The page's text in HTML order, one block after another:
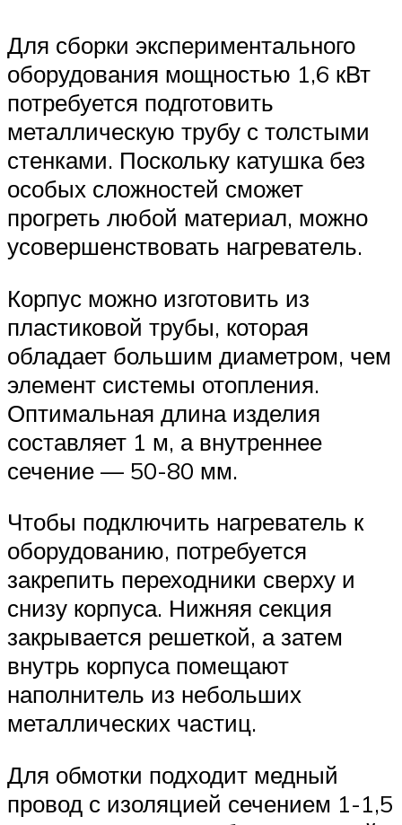
Для сборки экспериментального
оборудования мощностью 1,6 кВт
потребуется подготовить
металлическую трубу с толстыми
стенками. Поскольку катушка без
особых сложностей сможет
прогреть любой материал, можно
усовершенствовать нагреватель.
Корпус можно изготовить из
пластиковой трубы, которая
обладает большим диаметром, чем
элемент системы отопления.
Оптимальная длина изделия
составляет 1 м, а внутреннее
сечение — 50-80 мм.
Чтобы подключить нагреватель к
оборудованию, потребуется
закрепить переходники сверху и
снизу корпуса. Нижняя секция
закрывается решеткой, а затем
внутрь корпуса помещают
наполнитель из небольших
металлических частиц.
Для обмотки подходит медный
провод с изоляцией сечением 1-1,5